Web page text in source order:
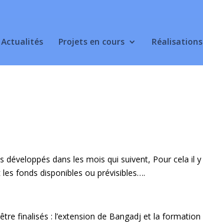
Actualités Projets en cours Réalisations
développés dans les mois qui suivent, Pour cela il y
fonds disponibles ou prévisibles….
finalisés : l’extension de Bangadj et la formation